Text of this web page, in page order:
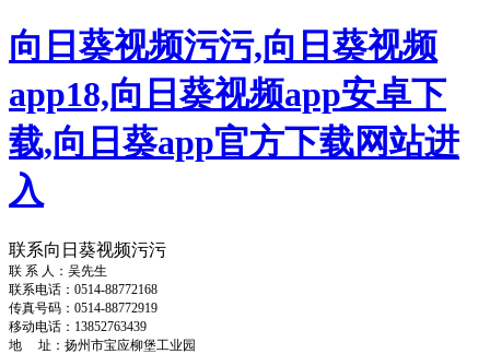
向日葵视频污污,向日葵视频
app18,向日葵视频app安卓下
载,向日葵app官方下载网站进
入
联系向日葵视频污污
联 系 人：吴先生
联系电话：0514-88772168
传真号码：0514-88772919
移动电话：13852763439
地 址：扬州市宝应柳堡工业园